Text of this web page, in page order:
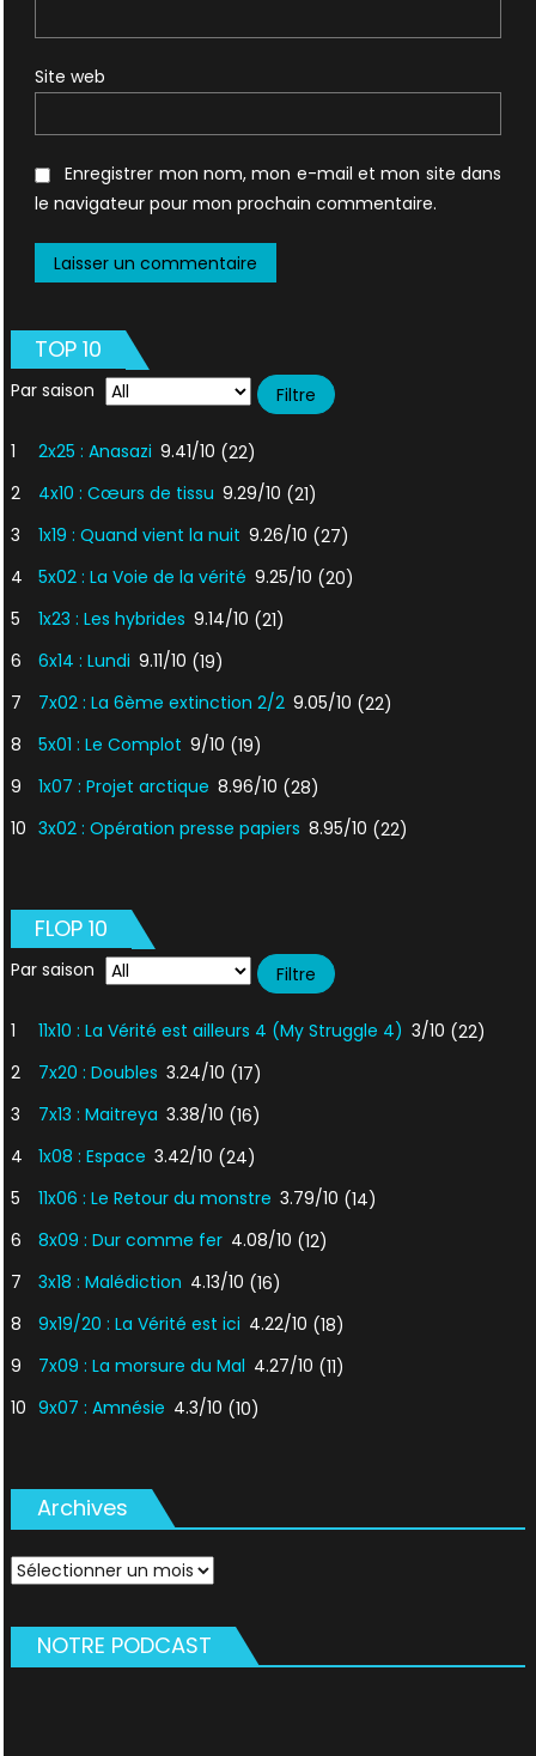
Site web
Enregistrer mon nom, mon e-mail et mon site dans
le navigateur pour mon prochain commentaire.
TOP 10
Par saison
1 2x25 : Anasazi 9.41/10 (22)
2
4x10 : Cœurs de tissu 9.29/10 (21)
3
1x19 : Quand vient la nuit 9.26/10 (27)
4
5x02 : La Voie de la vérité 9.25/10 (20)
5
1x23 : Les hybrides 9.14/10 (21)
6
6x14 : Lundi 9.11/10 (19)
7
7x02 : La 6ème extinction 2/2 9.05/10 (22)
8
5x01 : Le Complot 9/10 (19)
9
1x07 : Projet arctique 8.96/10 (28)
10 3x02 : Opération presse papiers 8.95/10 (22)
FLOP 10
Par saison
1 11x10 : La Vérité est ailleurs 4 (My Struggle 4) 3/10 (22)
2
7x20 : Doubles 3.24/10 (17)
3
7x13 : Maitreya 3.38/10 (16)
4
1x08 : Espace 3.42/10 (24)
5
11x06 : Le Retour du monstre 3.79/10 (14)
6
8x09 : Dur comme fer 4.08/10 (12)
7
3x18 : Malédiction 4.13/10 (16)
8
9x19/20 : La Vérité est ici 4.22/10 (18)
9
7x09 : La morsure du Mal 4.27/10 (11)
10 9x07 : Amnésie 4.3/10 (10)
Archives
Archives
NOTRE PODCAST